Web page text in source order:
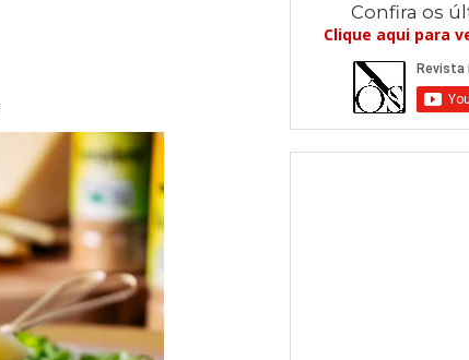
Confira os
Clique aqui para